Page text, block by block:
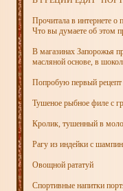
Прочитала в интернете о
Что вы думаете об этом
В магазинах Запорожья
масляной основе, в
Попробую первый
Тушеное рыбное филе с
Кролик, тушенный в
Рагу из индейки с
Овощной рататуй
Спортивные напитки